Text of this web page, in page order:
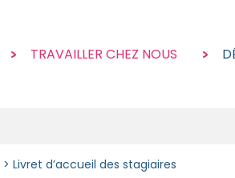
TRAVAILLER CHEZ NOUS
> Livret d’accueil des stagiaires